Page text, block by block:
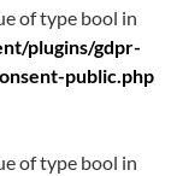
of type bool in
plugins/gdpr-
public.php
of type bool in